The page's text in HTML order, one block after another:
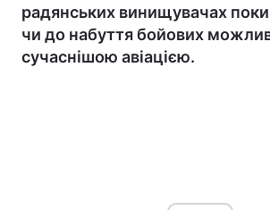
радянських винищувачах
чи до набуття бойових
сучаснішою авіацією.